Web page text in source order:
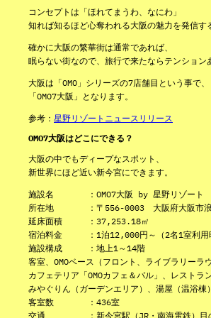
コンセプトは「ほれてまうわ、なにわ」
知れば知るほど心奪われる大阪の魅力を発信す
確かに大阪の繁華街は通常であれば、
眠らない街なので、旅行で来たならテンション
大阪は「OMO」シリーズの7店舗目という事で、
「OMO7大阪」となります。
参考： 星野リゾートニュースリリース
OMO7大阪はどこにできる？
大阪の中でもディープなスポット、
新世界にほど近い新今宮にできます。
施設名 ：OMO7大阪 by 星野リゾート
所在地 ：〒556-0003 大阪府大阪市浪
延床面積 ：37,253.18㎡
宿泊料金 ：1泊12,000円～（2名1室利用時
施設構成 ：地上1～14階
客室、OMOベース（フロント、ライブラリーラ
カフェテリア「OMOカフェ＆バル」、レストラ
みやぐりん（ガーデンエリア）、湯屋（温浴棟）
客室数 ：436室
交通 ：新今宮駅（JR・南海電鉄）目の